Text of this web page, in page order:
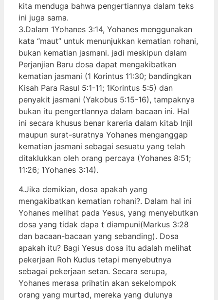
kita menduga bahwa pengertiannya dalam teks
ini juga sama.
3.Dalam 1Yohanes 3:14, Yohanes menggunakan
kata “maut” untuk menunjukkan kematian rohani,
bukan kematian jasmani. jadi meskipun dalam
Perjanjian Baru dosa dapat mengakibatkan
kematian jasmani (1 Korintus 11:30; bandingkan
Kisah Para Rasul 5:1-11; 1Korintus 5:5) dan
penyakit jasmani (Yakobus 5:15-16), tampaknya
bukan itu pengertlannya dalam bacaan ini. Hal
ini secara khusus benar kareria dalam kitab Injil
maupun surat-suratnya Yohanes menganggap
kematian jasmani sebagai sesuatu yang telah
ditaklukkan oIeh orang percaya (Yohanes 8:51;
11:26; 1Yohanes 3:14).
4.Jika demikian, dosa apakah yang
mengakibatkan kematian rohani?. Dalam hal ini
Yohanes melihat pada Yesus, yang menyebutkan
dosa yang tidak dapa t diampuni(Markus 3:28
dan bacaan-bacaan yang sebanding). Dosa
apakah itu? Bagi Yesus dosa itu adalah melihat
pekerjaan Roh Kudus tetapi menyebutnya
sebagai pekerjaan setan. Secara serupa,
Yohanes merasa prihatin akan sekelompok
orang yang murtad, mereka yang dulunya